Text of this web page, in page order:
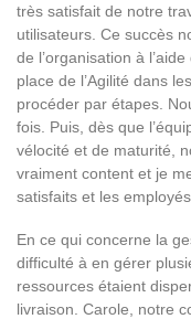
très satisfait de notre
utilisateurs. Ce succès
de l’organisation à
place de l’Agilité dans
procéder par étapes.
fois. Puis, dès que
vélocité et de maturité,
vraiment content et je
satisfaits et les
En ce qui concerne la
difficulté à en gérer
ressources étaient
livraison. Carole, notre